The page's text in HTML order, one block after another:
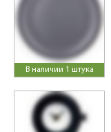
В наличии 1 штука